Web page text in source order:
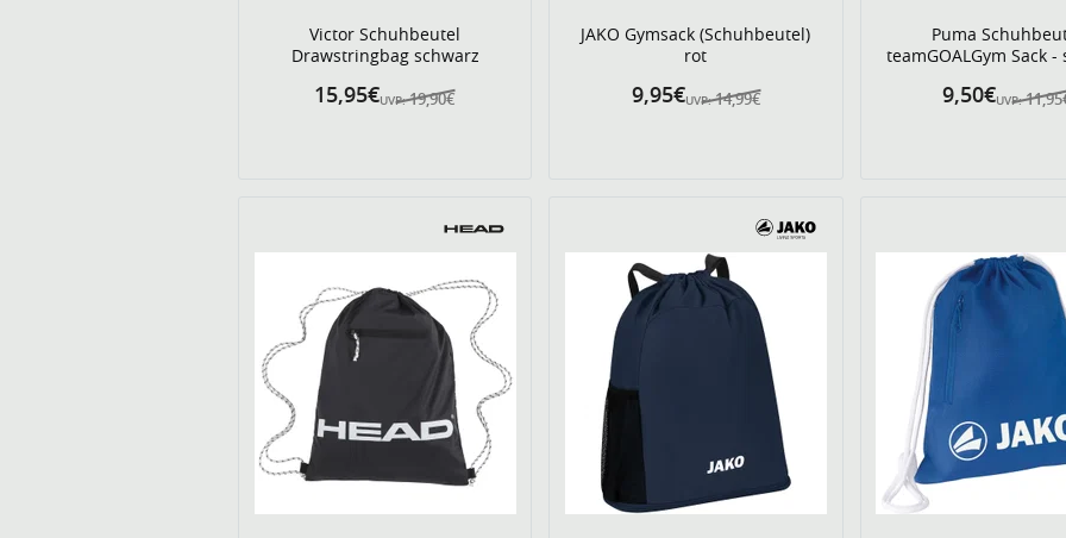
Victor Schuhbeutel
Drawstringbag schwarz
UVP: 19,90€
15,95€
JAKO Gymsack (Schuhbeutel)
rot
UVP: 14,99€
9,95€
Puma
teamGOALGym Sack -
UVP:
9,50€